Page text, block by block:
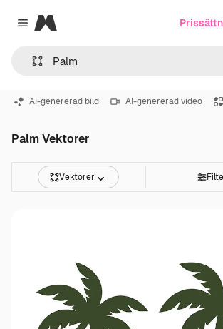
Close menu
Magnific
AI-genererad bild AI-genererad video
Palm Vektorer
Vektorer